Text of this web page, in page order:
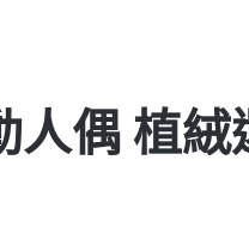
偶 植